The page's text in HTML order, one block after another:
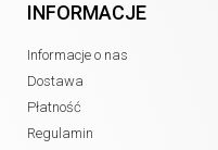
INFORMACJE
Informacje o nas
Dostawa
Płatność
Regulamin